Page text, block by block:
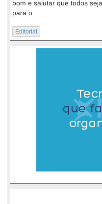
bom e salutar que todos
para o...
Editorial